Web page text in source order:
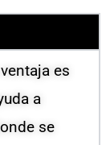
es
a
se